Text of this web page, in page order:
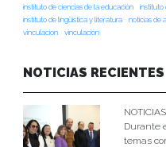
instituto de ciencias de la educación
instituto
instituto de lingüística y literatura
noticias de
vinculacion
vinculación
NOTICIAS RECIENTES
Durante
temas